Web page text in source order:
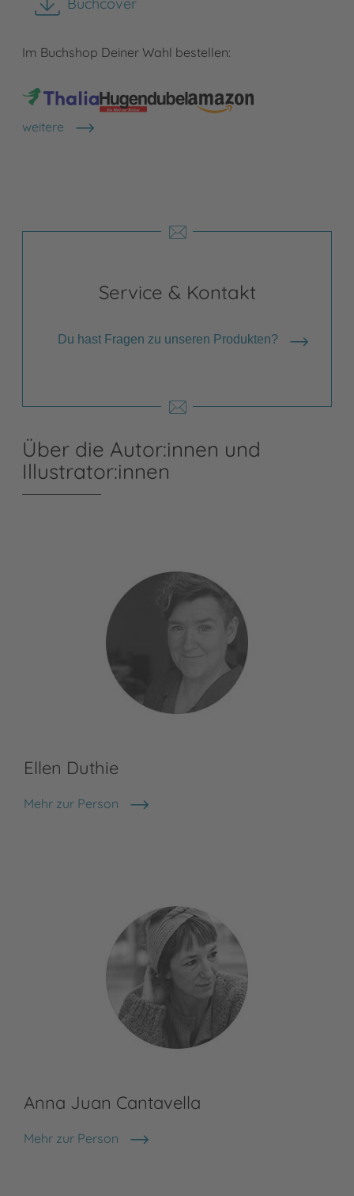
Buchcover
herunterladen
Im Buchshop Deiner Wahl bestellen:
weitere
Shops anzeigen
Service & Kontakt
Du hast Fragen zu unseren Produkten?
Über die Autor:innen und
Illustrator:innen
Ellen Duthie
Mehr zur Person
Ellen Duthie
Anna Juan Cantavella
Mehr zur Person
Anna Juan Cantavella